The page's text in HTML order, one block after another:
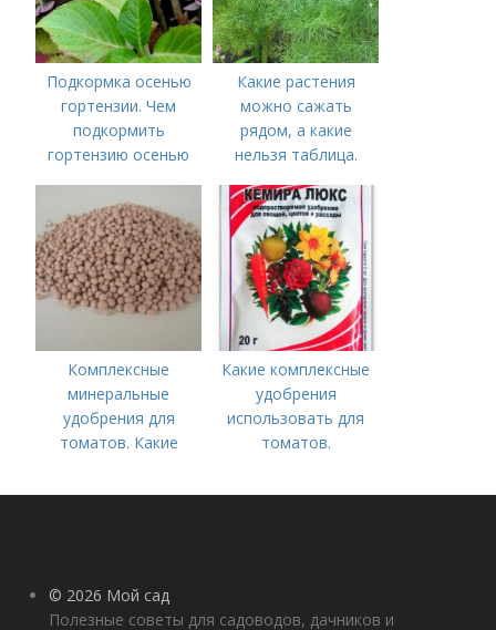
Подкормка осенью
гортензии. Чем
подкормить
гортензию осенью
Какие растения
можно сажать
рядом, а какие
нельзя таблица.
Комплексные
минеральные
удобрения для
томатов. Какие
используются для
Какие комплексные
удобрения
использовать для
томатов.
комплексные
© 2026 Мой сад
Полезные советы для садоводов, дачников и